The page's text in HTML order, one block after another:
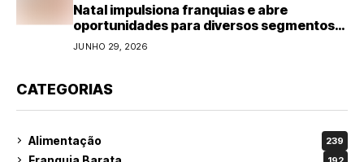
Natal impulsiona franquias e abre
oportunidades para diversos segmentos
do varejo
JUNHO 29, 2026
CATEGORIAS
Alimentação 239